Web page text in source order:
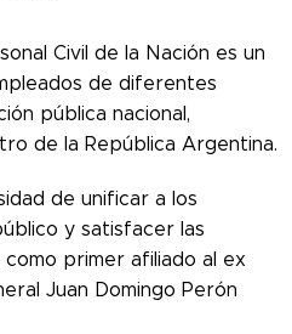
Civil de la Nación es un
de diferentes
pública nacional,
de la República Argentina.
de unificar a los
y satisfacer las
primer afiliado al ex
Juan Domingo Perón